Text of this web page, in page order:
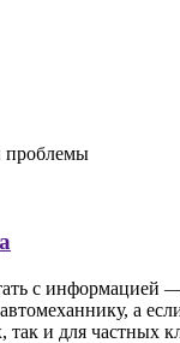
проблемы
с информацией
а
и для частных